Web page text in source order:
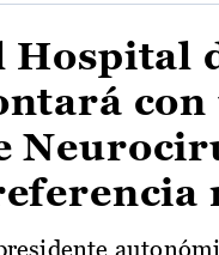
Hospital